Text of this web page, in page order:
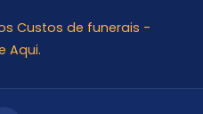
Custos de funerais -
Aqui.